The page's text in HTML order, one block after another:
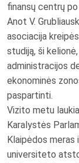
finansų centrų
Anot V.
asociacija
studiją, ši
administracijos
ekonominės
paspartinti.
Vizito metu
Karalystės
Klaipėdos
universiteto